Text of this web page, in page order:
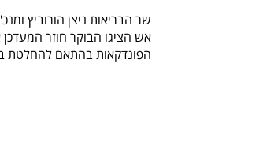
שר הבריאות ניצן הורוביץ
אש הציגו הבוקר חוזר
הפונדקאות בהתאם להחלטת